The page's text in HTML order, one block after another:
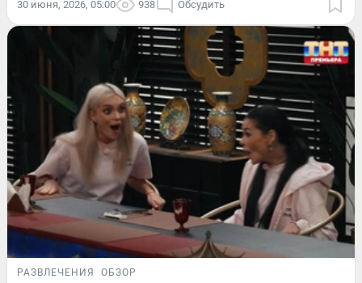
30 июня, 2026, 05:00 938 Обсудить
РАЗВЛЕЧЕНИЯ ОБЗОР